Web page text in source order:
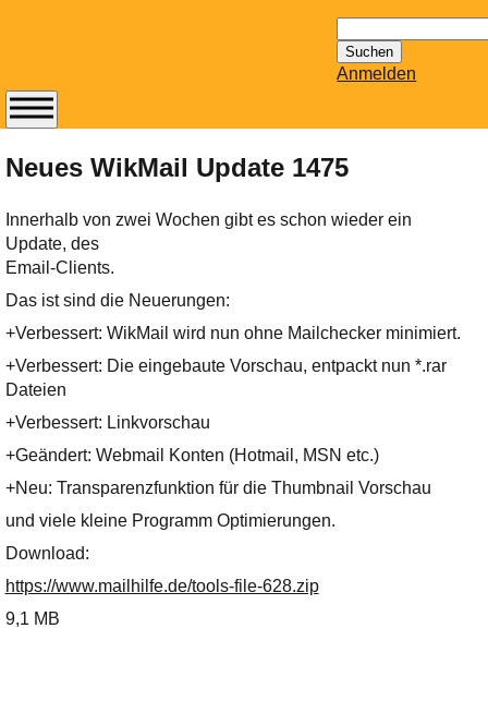
nach:
Anmelden
Neues WikMail Update 1475
Innerhalb von zwei Wochen gibt es schon wieder ein
Update, des
Email-Clients.
Das ist sind die Neuerungen:
+Verbessert: WikMail wird nun ohne Mailchecker minimiert.
+Verbessert: Die eingebaute Vorschau, entpackt nun *.rar
Dateien
+Verbessert: Linkvorschau
+Geändert: Webmail Konten (Hotmail, MSN etc.)
+Neu: Transparenzfunktion für die Thumbnail Vorschau
und viele kleine Programm Optimierungen.
Download:
https://www.mailhilfe.de/tools-file-628.zip
9,1 MB
Abonnieren Sie den
14-tägig
Newsletter von
Mailhilfe.de
kostenlos.
Tipps zu Thema
Email für Sie
bereithält!
Wie z.B. Outlook,
GMail, Thunderbird
KuNoMail, usw.
Ihre E-Mail
Adresse:
E-Mail
E-Mail bestätigen